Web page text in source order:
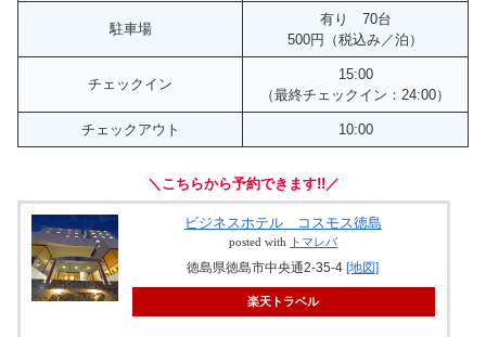
建物はそこまで新しくありませんが、清掃が行き届いてい
るきれいなホテルです。
また少し歩けば繁華街や、深夜営業の商業施設もあります
のでお酒やおいしいごはんを食べながらイベントの余韻に
浸るのもいいですね。
部屋数 122室
駐車場
有り 70台
500円（税込み／泊）